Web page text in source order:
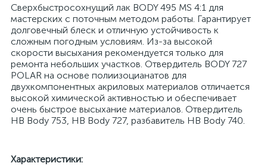
Сверхбыстросохнущий лак BODY 495 MS 4:1 для
мастерских с поточным методом работы. Гарантирует
долговечный блеск и отличную устойчивость к
сложным погодным условиям. Из-за высокой
скорости высыхания рекомендуется только для
ремонта небольших участков. Отвердитель BODY 727
POLAR на основе полиизоцианатов для
двухкомпонентных акриловых материалов отличается
высокой химической активностью и обеспечивает
очень быстрое высыхание материалов. Отвердитель
HB Body 753, HB Body 727, разбавитель HB Body 740.
Характеристики: